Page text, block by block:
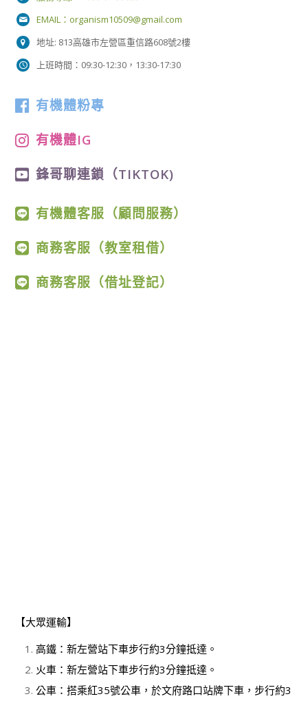
EMAIL： organism10509@gmail.com
地址: 813高雄市左營區重信路608號2樓
上班時間：09:30-12:30，13:30-17:30
有機體粉專
有機體IG
鋒哥聊連鎖（TIKTOK)
有機體客服（顧問服務）
商務客服（教室租借）
商務客服（借址登記）
【大眾運輸】
高鐵：新左營站下車步行約3分鐘抵達。
火車：新左營站下車步行約3分鐘抵達。
公車：搭乘紅35號公車，於文府路口站牌下車，步行約3